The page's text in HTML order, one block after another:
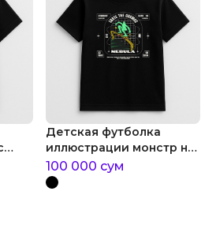
Детская футболка
иллюстрации монстр на
роликах
100 000 сум